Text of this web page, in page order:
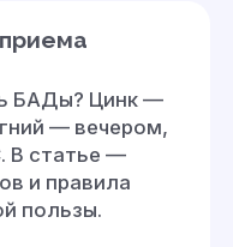
БАДы? Цинк —
— вечером,
В статье —
и правила
пользы.